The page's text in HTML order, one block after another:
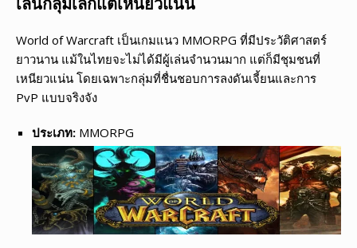
World of Warcraft เป็นเกมแนว MMORPG ที่มีประวัติศาสตร์
ยาวนาน แม้ในไทยจะไม่ได้มีผู้เล่นจำนวนมาก แต่ก็มีชุมชนที่
เหนียวแน่น โดยเฉพาะกลุ่มที่ชื่นชอบการลงดันเจี้ยนและการ
PvP แบบจริงจัง
ประเภท: MMORPG